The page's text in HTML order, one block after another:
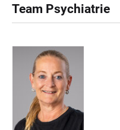
Team Psychiatrie